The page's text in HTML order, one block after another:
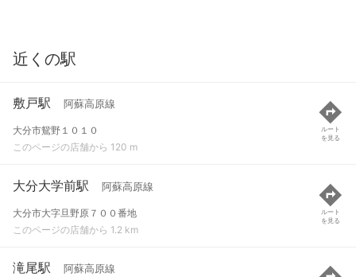
近くの駅
敷戸駅 阿蘇高原線
大分市鴛野１０１０
このページの店舗から 120 m
ルート
を見る
大分大学前駅 阿蘇高原線
大分市大字旦野原７００番地
このページの店舗から 1.2 km
ルート
を見る
滝尾駅 阿蘇高原線